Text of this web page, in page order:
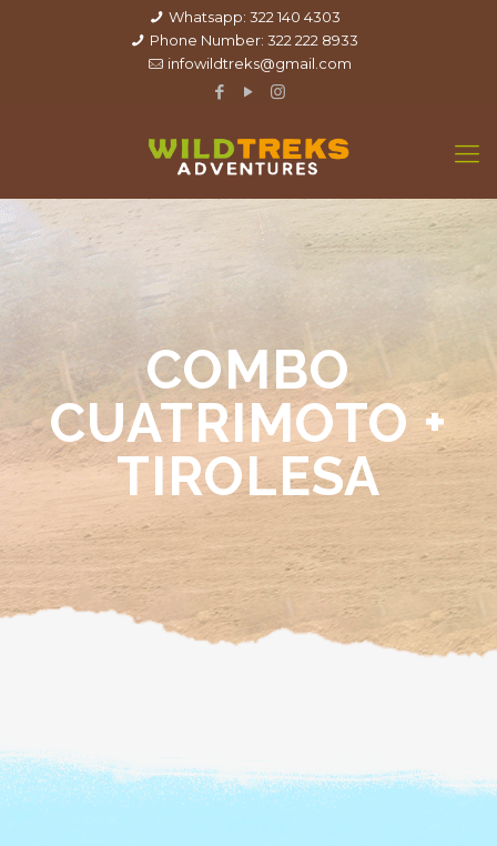
Whatsapp: 322 140 4303
Phone Number: 322 222 8933
infowildtreks@gmail.com
COMBO
CUATRIMOTO +
TIROLESA